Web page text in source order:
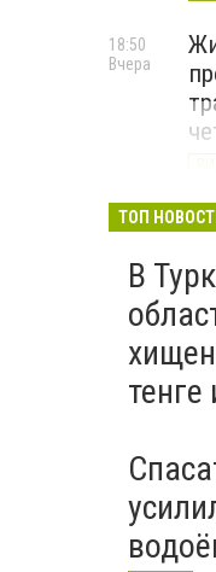
18:50
Вчера
17:22
ТОП
В